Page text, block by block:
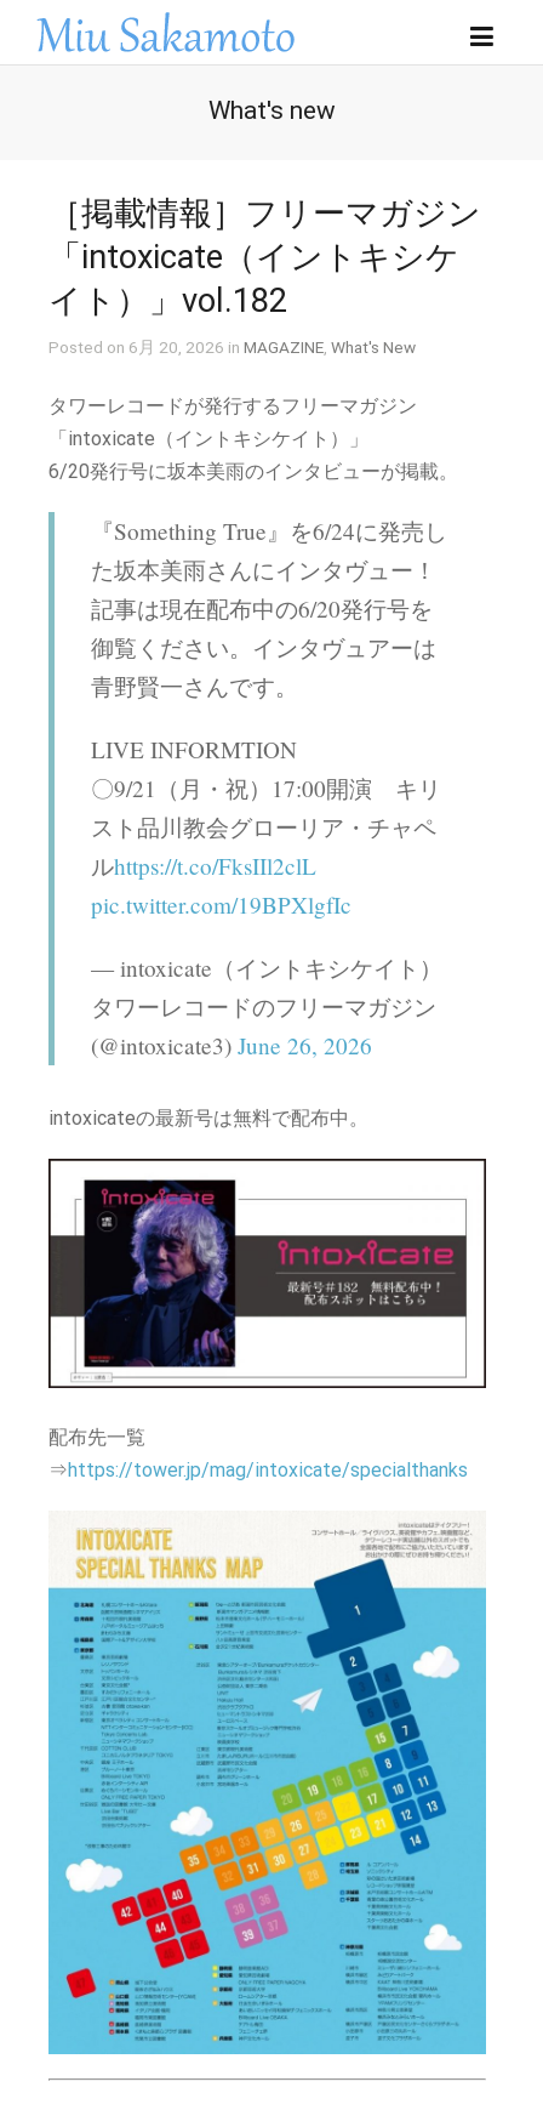
What's new
［掲載情報］フリーマガジン
「intoxicate（イントキシケ
イト）」vol.182
Posted on 6月 20, 2026 in MAGAZINE, What's New
タワーレコードが発行するフリーマガジン
「intoxicate（イントキシケイト）」
6/20発行号に坂本美雨のインタビューが掲載。
『Something True』を6/24に発売し
た坂本美雨さんにインタヴュー！
記事は現在配布中の6/20発行号を
御覧ください。インタヴュアーは
青野賢一さんです。
LIVE INFORMTION
〇9/21（月・祝）17:00開演 キリ
スト品川教会グローリア・チャペ
ルhttps://t.co/FksIIl2clL
pic.twitter.com/19BPXlgfIc
— intoxicate（イントキシケイト）
タワーレコードのフリーマガジン
(@intoxicate3) June 26, 2026
intoxicateの最新号は無料で配布中。
配布先一覧
⇒https://tower.jp/mag/intoxicate/specialthanks